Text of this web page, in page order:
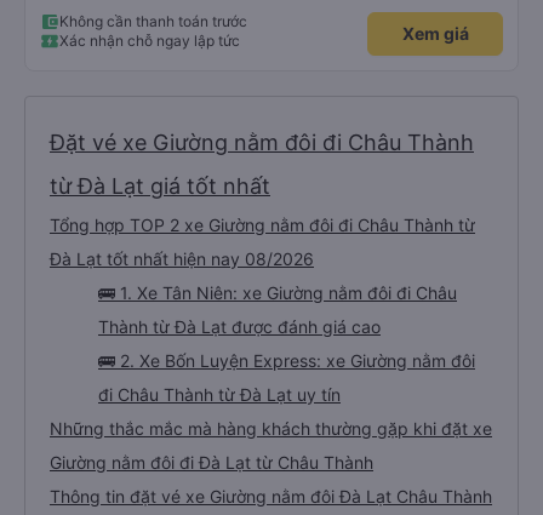
Không cần thanh toán trước
Xác nhận chỗ ngay lập tức
Xem giá
Đặt vé xe Giường nằm đôi đi Châu Thành
từ Đà Lạt giá tốt nhất
Tổng hợp TOP 2 xe Giường nằm đôi đi Châu Thành từ
Đà Lạt tốt nhất hiện nay 08/2026
🚌 1. Xe Tân Niên: xe Giường nằm đôi đi Châu
Thành từ Đà Lạt được đánh giá cao
🚌 2. Xe Bốn Luyện Express: xe Giường nằm đôi
đi Châu Thành từ Đà Lạt uy tín
Những thắc mắc mà hàng khách thường gặp khi đặt xe
Giường nằm đôi đi Đà Lạt từ Châu Thành
Thông tin đặt vé xe Giường nằm đôi Đà Lạt Châu Thành